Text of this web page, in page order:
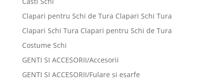
Clapari pentru Schi de Tura Clapari Schi Tura
Clapari Schi Tura Clapari pentru Schi de Tura
Costume Schi
GENTI SI ACCESORII/Accesorii
GENTI SI ACCESORII/Fulare si esarfe